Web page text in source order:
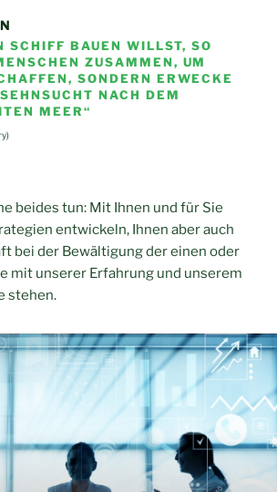
SCHIFF BAUEN WILLST, SO
ZUSAMMEN, UM
SONDERN ERWECKE
NACH DEM
MEER“
beides tun: Mit Ihnen und für Sie
entwickeln, Ihnen aber auch
bei der Bewältigung der einen oder
mit unserer Erfahrung und unserem
stehen.